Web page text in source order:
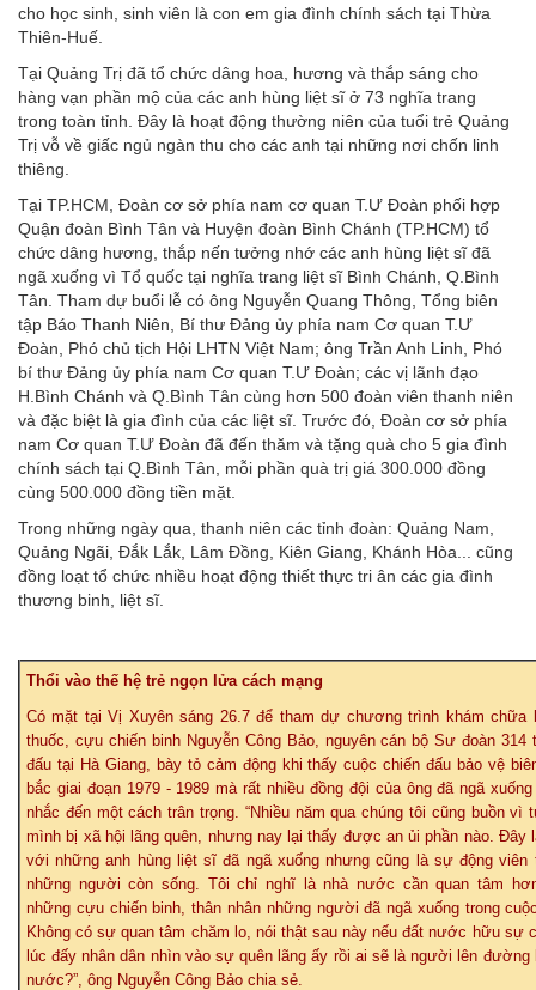
cho học sinh, sinh viên là con em gia đình chính sách tại Thừa
Thiên-Huế.
Tại Quảng Trị đã tổ chức dâng hoa, hương và thắp sáng cho
hàng vạn phần mộ của các anh hùng liệt sĩ ở 73 nghĩa trang
trong toàn tỉnh. Đây là hoạt động thường niên của tuổi trẻ Quảng
Trị vỗ về giấc ngủ ngàn thu cho các anh tại những nơi chốn linh
thiêng.
Tại TP.HCM, Đoàn cơ sở phía nam cơ quan T.Ư Đoàn phối hợp
Quận đoàn Bình Tân và Huyện đoàn Bình Chánh (TP.HCM) tổ
chức dâng hương, thắp nến tưởng nhớ các anh hùng liệt sĩ đã
ngã xuống vì Tổ quốc tại nghĩa trang liệt sĩ Bình Chánh, Q.Bình
Tân. Tham dự buổi lễ có ông Nguyễn Quang Thông, Tổng biên
tập Báo Thanh Niên, Bí thư Đảng ủy phía nam Cơ quan T.Ư
Đoàn, Phó chủ tịch Hội LHTN Việt Nam; ông Trần Anh Linh, Phó
bí thư Đảng ủy phía nam Cơ quan T.Ư Đoàn; các vị lãnh đạo
H.Bình Chánh và Q.Bình Tân cùng hơn 500 đoàn viên thanh niên
và đặc biệt là gia đình của các liệt sĩ. Trước đó, Đoàn cơ sở phía
nam Cơ quan T.Ư Đoàn đã đến thăm và tặng quà cho 5 gia đình
chính sách tại Q.Bình Tân, mỗi phần quà trị giá 300.000 đồng
cùng 500.000 đồng tiền mặt.
Trong những ngày qua, thanh niên các tỉnh đoàn: Quảng Nam,
Quảng Ngãi, Đắk Lắk, Lâm Đồng, Kiên Giang, Khánh Hòa... cũng
đồng loạt tổ chức nhiều hoạt động thiết thực tri ân các gia đình
thương binh, liệt sĩ.
Thổi vào thế hệ trẻ ngọn lửa cách mạng
Có mặt tại Vị Xuyên sáng 26.7 để tham dự chương trình khám chữa
thuốc, cựu chiến binh Nguyễn Công Bảo, nguyên cán bộ Sư đoàn 314
đấu tại Hà Giang, bày tỏ cảm động khi thấy cuộc chiến đấu bảo vệ
bắc giai đoạn 1979 - 1989 mà rất nhiều đồng đội của ông đã ngã
nhắc đến một cách trân trọng. “Nhiều năm qua chúng tôi cũng buồn vì
mình bị xã hội lãng quên, nhưng nay lại thấy được an ủi phần nào. Đây
với những anh hùng liệt sĩ đã ngã xuống nhưng cũng là sự động viên
những người còn sống. Tôi chỉ nghĩ là nhà nước cần quan tâm
những cựu chiến binh, thân nhân những người đã ngã xuống trong
Không có sự quan tâm chăm lo, nói thật sau này nếu đất nước hữu sự
lúc đấy nhân dân nhìn vào sự quên lãng ấy rồi ai sẽ là người lên đường
nước?”, ông Nguyễn Công Bảo chia sẻ.